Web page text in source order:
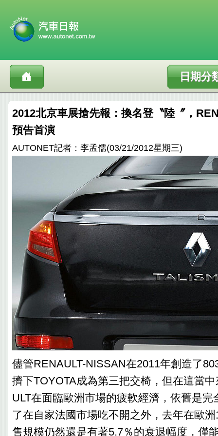
日期分
2012北京車展搶先報：換名登〝陸〞，
預告首演
AUTONET記者：李孟儒(03/21/2012星期三)
儘管RENAULT-NISSAN在2011年創造了
擠下TOYOTA成為第三把交椅，但在這當
ULT在面臨歐洲市場的疲軟經濟，依舊是完
了在自家法國市場吃不開之外，去年在歐
售規模仍然還是有著5.7％的衰退幅度，僅